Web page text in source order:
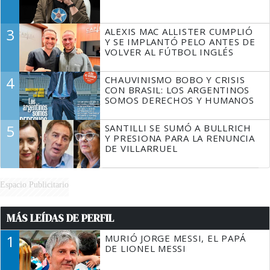
3
ALEXIS MAC ALLISTER CUMPLIÓ
Y SE IMPLANTÓ PELO ANTES DE
VOLVER AL FÚTBOL INGLÉS
4
CHAUVINISMO BOBO Y CRISIS
CON BRASIL: LOS ARGENTINOS
SOMOS DERECHOS Y HUMANOS
5
SANTILLI SE SUMÓ A BULLRICH
Y PRESIONA PARA LA RENUNCIA
DE VILLARRUEL
Espacio Publicitario
MÁS LEÍDAS DE PERFIL
1
MURIÓ JORGE MESSI, EL PAPÁ
DE LIONEL MESSI